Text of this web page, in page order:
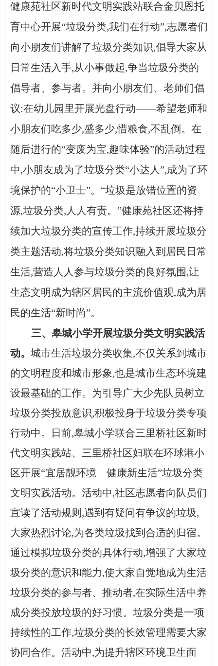
健康苑社区新时代文明实践站联合金贝恩托
育中心开展“垃圾分类,我们在行动”,志愿者们
向小朋友们讲解了垃圾分类知识,倡导大家从
日常生活入手,从小事做起,争当垃圾分类的
倡导者、参与者。并向小朋友们、老师们倡
议:在幼儿园里开展光盘行动——希望老师和
小朋友们吃多少,盛多少,惜粮食,不乱倒。在
随后进行的“变废为宝,趣味体验”的活动过程
中,小朋友成为了垃圾分类“小达人”,成为了环
境保护的“小卫士”。“垃圾是放错位置的资
源,垃圾分类,人人有责。”健康苑社区还将持
续加大垃圾分类的宣传工作,持续开展垃圾分
类主题活动,将垃圾分类知识融入到居民日常
生活,营造人人参与垃圾分类的良好氛围,让
生态文明成为辖区居民的主流价值观,成为居
民的生活“新时尚”。
三、皋城小学开展垃圾分类文明实践活
动。 城市生活垃圾分类收集,不仅关系到城市
的文明程度和城市形象,也是城市生态环境建
设最基础的工作。为引导广大少先队员树立
垃圾分类投放意识,积极投身于垃圾分类专项
行动中。日前,皋城小学联合三里桥社区新时
代文明实践站、三里桥社区妇联在环球港小
区开展“宜居靓环境 健康新生活”垃圾分类
文明实践活动。活动中,社区志愿者向队员们
宣读了活动规则,遇到有疑问有争议的垃圾,
大家热烈讨论,为各类垃圾找到合适的归宿。
通过模拟垃圾分类的具体行动,增强了大家垃
圾分类的意识和能力,使大家自觉地成为生活
垃圾分类的参与者、推动者,在实际生活中养
成分类投放垃圾的好习惯。垃圾分类是一项
持续性的工作,垃圾分类的长效管理需要大家
协同合作。活动中,为提升辖区环境卫生面